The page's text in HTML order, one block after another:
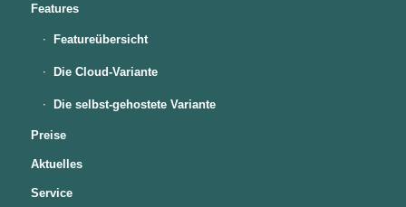
Features
Featureübersicht
Die Cloud-Variante
Die selbst-gehostete Variante
Preise
Aktuelles
Service